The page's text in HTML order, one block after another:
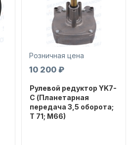
Розничная цена
10 200 ₽
Рулевой редуктор YK7-
C (Планетарная
передача 3,5 оборота;
T 71; M66)